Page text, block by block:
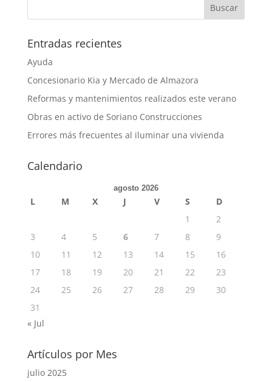
Entradas recientes
Ayuda
Concesionario Kia y Mercado de Almazora
Reformas y mantenimientos realizados este verano
Obras en activo de Soriano Construcciones
Errores más frecuentes al iluminar una vivienda
Calendario
agosto 2026
L M X J V S
D
1
2
3
4 5 6 7 8
9
10
11 12 13 14 15
16
17
18 19 20 21 22
23
24
25 26 27 28 29
30
31
« Jul
Artículos por Mes
julio 2025